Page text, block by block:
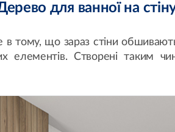
для ванної на
в тому, що зараз стіни
елементів. Створені таким